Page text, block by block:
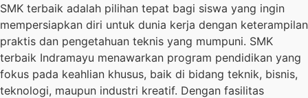
SMK terbaik adalah pilihan tepat bagi siswa yang ingin
mempersiapkan diri untuk dunia kerja dengan keterampilan
praktis dan pengetahuan teknis yang mumpuni. SMK
terbaik Indramayu menawarkan program pendidikan yang
fokus pada keahlian khusus, baik di bidang teknik, bisnis,
teknologi, maupun industri kreatif. Dengan fasilitas